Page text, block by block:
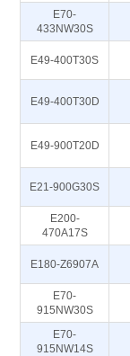
E70-
433NW30S
E49-400T30S
E49-400T30D
E49-900T20D
E21-900G30S
E200-
470A17S
E180-Z6907A
E70-
915NW30S
E70-
915NW14S